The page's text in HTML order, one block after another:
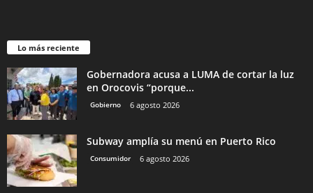
Lo más reciente
Gobernadora acusa a LUMA de cortar la luz
en Orocovis “porque...
Gobierno 6 agosto 2026
Subway amplía su menú en Puerto Rico
Consumidor 6 agosto 2026